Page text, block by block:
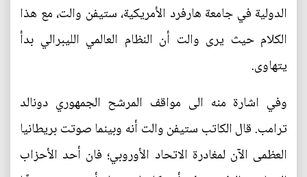
الدولية في جامعة هارفرد الأمريكية، ستيفن والت، مع هذا
الكلام حيث يرى والت أن النظام العالمي الليبرالي بدأ
يتهاوى.
وفي اشارة منه الى مواقف المرشح الجمهوري دونالد
ترامب. قال الكاتب ستيفن والت أنه وبينما صوتت بريطانيا
العظمى الآن لمغادرة الاتحاد الأوروبي؛ فان أحد الأحزاب